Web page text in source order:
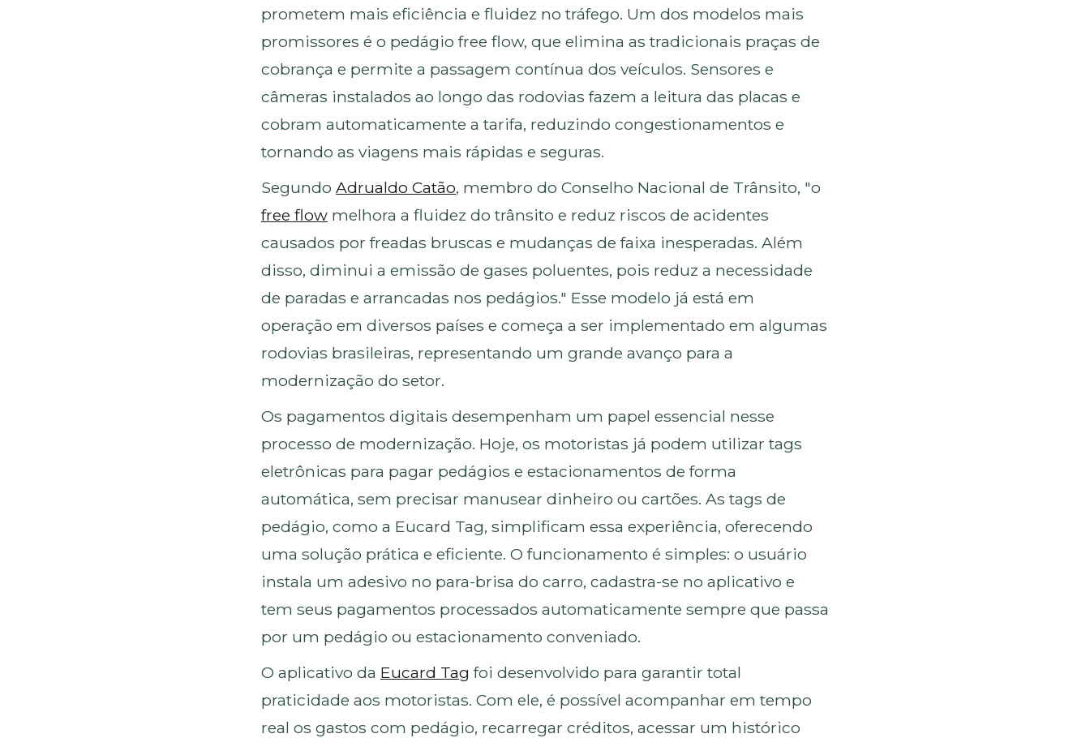
prometem mais eficiência e fluidez no tráfego. Um dos modelos mais
promissores é o pedágio free flow, que elimina as tradicionais praças de
cobrança e permite a passagem contínua dos veículos. Sensores e
câmeras instalados ao longo das rodovias fazem a leitura das placas e
cobram automaticamente a tarifa, reduzindo congestionamentos e
tornando as viagens mais rápidas e seguras.
Segundo Adrualdo Catão, membro do Conselho Nacional de Trânsito, "o
free flow melhora a fluidez do trânsito e reduz riscos de acidentes
causados por freadas bruscas e mudanças de faixa inesperadas. Além
disso, diminui a emissão de gases poluentes, pois reduz a necessidade
de paradas e arrancadas nos pedágios." Esse modelo já está em
operação em diversos países e começa a ser implementado em algumas
rodovias brasileiras, representando um grande avanço para a
modernização do setor.
Os pagamentos digitais desempenham um papel essencial nesse
processo de modernização. Hoje, os motoristas já podem utilizar tags
eletrônicas para pagar pedágios e estacionamentos de forma
automática, sem precisar manusear dinheiro ou cartões. As tags de
pedágio, como a Eucard Tag, simplificam essa experiência, oferecendo
uma solução prática e eficiente. O funcionamento é simples: o usuário
instala um adesivo no para-brisa do carro, cadastra-se no aplicativo e
tem seus pagamentos processados automaticamente sempre que passa
por um pedágio ou estacionamento conveniado.
O aplicativo da Eucard Tag foi desenvolvido para garantir total
praticidade aos motoristas. Com ele, é possível acompanhar em tempo
real os gastos com pedágio, recarregar créditos, acessar um histórico